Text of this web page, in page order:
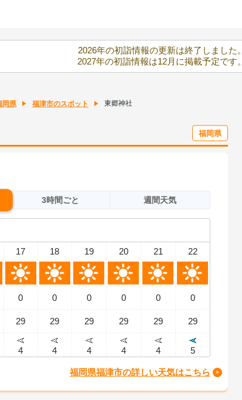
2026年の初詣情報の更新は終了しました。
2027年の初詣情報は12月に掲載予定です。
岡県 福津市のスポット 東郷神社
福岡県
3時間ごと 週間天気
17
0
29
4
18
0
29
4
19
0
29
4
20
0
29
4
21
0
29
4
22
0
29
5
福岡県福津市の詳しい天気はこちら